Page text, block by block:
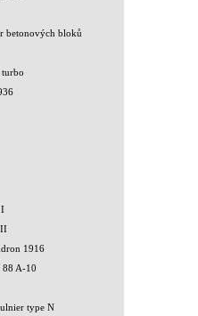
betonových bloků
1916
88 A-10
type N